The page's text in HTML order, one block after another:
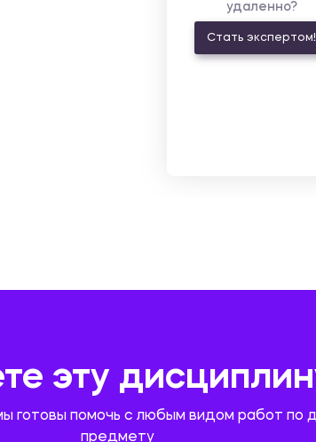
удаленно?
Стать экспертом!
эту
готовы помочь с любым видом работ по
предмету